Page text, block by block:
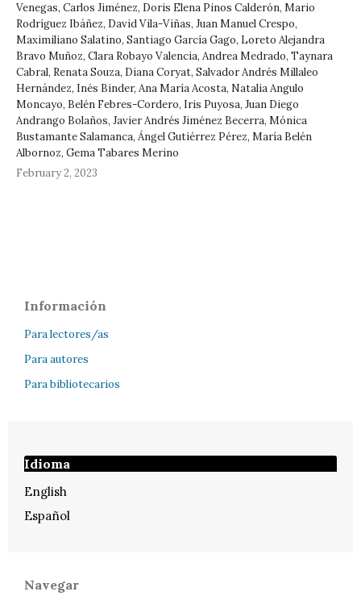
Venegas, Carlos Jiménez, Doris Elena Pinos Calderón, Mario
Rodríguez Ibáñez, David Vila-Viñas, Juan Manuel Crespo,
Maximiliano Salatino, Santiago García Gago, Loreto Alejandra
Bravo Muñoz, Clara Robayo Valencia, Andrea Medrado, Taynara
Cabral, Renata Souza, Diana Coryat, Salvador Andrés Millaleo
Hernández, Inés Binder, Ana María Acosta, Natalia Angulo
Moncayo, Belén Febres-Cordero, Iris Puyosa, Juan Diego
Andrango Bolaños, Javier Andrés Jiménez Becerra, Mónica
Bustamante Salamanca, Ángel Gutiérrez Pérez, María Belén
Albornoz, Gema Tabares Merino
February 2, 2023
Información
Para lectores/as
Para autores
Para bibliotecarios
Idioma
English
Español
Navegar